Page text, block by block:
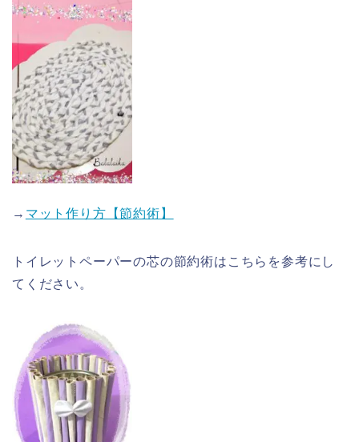
→ マット作り方【節約術】
トイレットペーパーの芯の節約術はこちらを参考にし
てください。